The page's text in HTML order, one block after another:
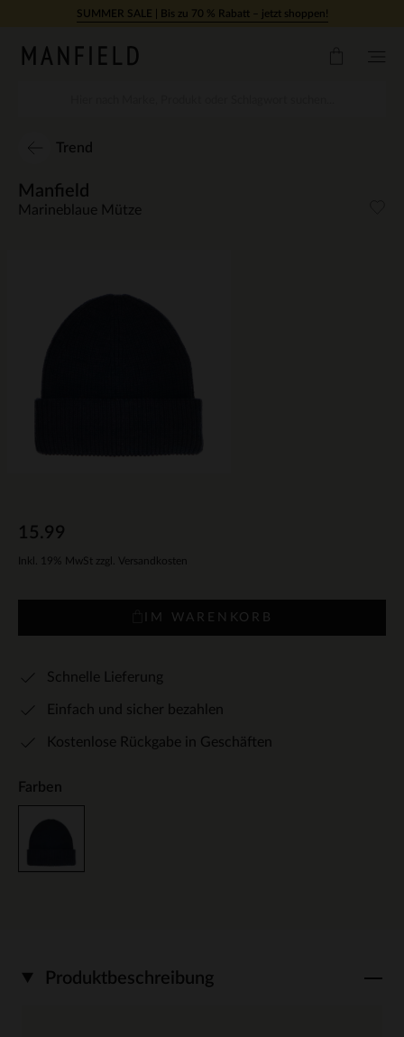
Zum Inhalt springenSUMMER SALE | Bis zu 70 % Rabatt – jetzt shoppen!
Trend
Manfield
Marineblaue Mütze
15.99
Inkl. 19% MwSt zzgl. Versandkosten
IM WARENKORB
Schnelle Lieferung
Einfach und sicher bezahlen
Kostenlose Rückgabe in Geschäften
Farben
Produktbeschreibung